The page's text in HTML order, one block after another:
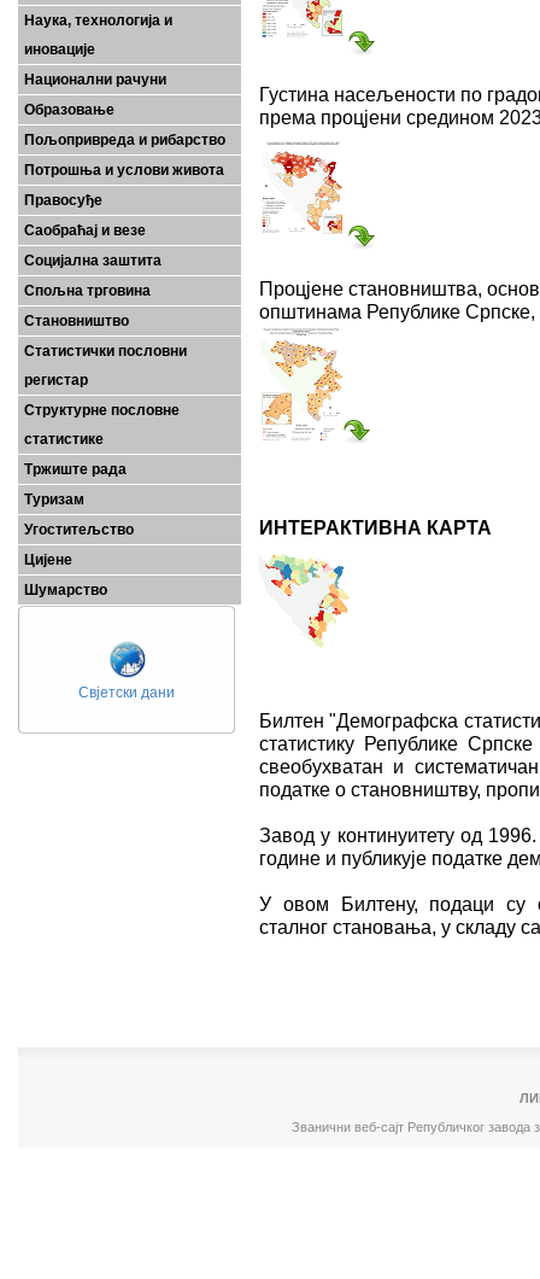
Наука, технологија и
иновације
Национални рачуни
Образовање
Пољопривреда и рибарство
Потрошња и услови живота
Правосуђе
Саобраћај и везе
Социјална заштита
Спољна трговина
Становништво
Статистички пословни
регистар
Структурне пословне
статистике
Тржиште рада
Туризам
Угоститељство
Цијене
Шумарство
Свјетски дани
Густина насељености по
према процјени средином
Процјене становништва,
општинама Републике
ИНТЕРАКТИВНА КАРТА
Билтен "Демографска
статистику Републике
свеобухватан и
податке о становништву,
Завод у континуитету од
године и публикује податке
У овом Билтену, подаци су
сталног становања, у складу
Званични веб-сајт Републичког